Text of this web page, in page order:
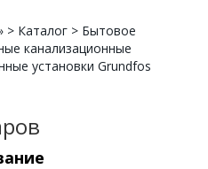
> Каталог > Бытовое
канализационные
установки Grundfos